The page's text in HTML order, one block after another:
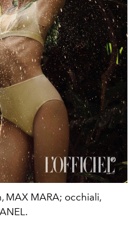
MAX MARA; occhiali,